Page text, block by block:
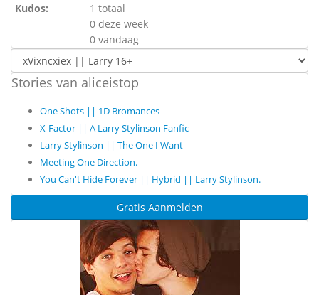
Kudos:
1 totaal
0 deze week
0 vandaag
Stories van aliceistop
One Shots || 1D Bromances
X-Factor || A Larry Stylinson Fanfic
Larry Stylinson || The One I Want
Meeting One Direction.
You Can't Hide Forever || Hybrid || Larry Stylinson.
Gratis Aanmelden